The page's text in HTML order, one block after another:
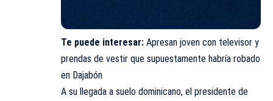
Te puede interesar: Apresan joven con televisor y
prendas de vestir que supuestamente habría robado
en Dajabón
A su llegada a suelo dominicano, el presidente de